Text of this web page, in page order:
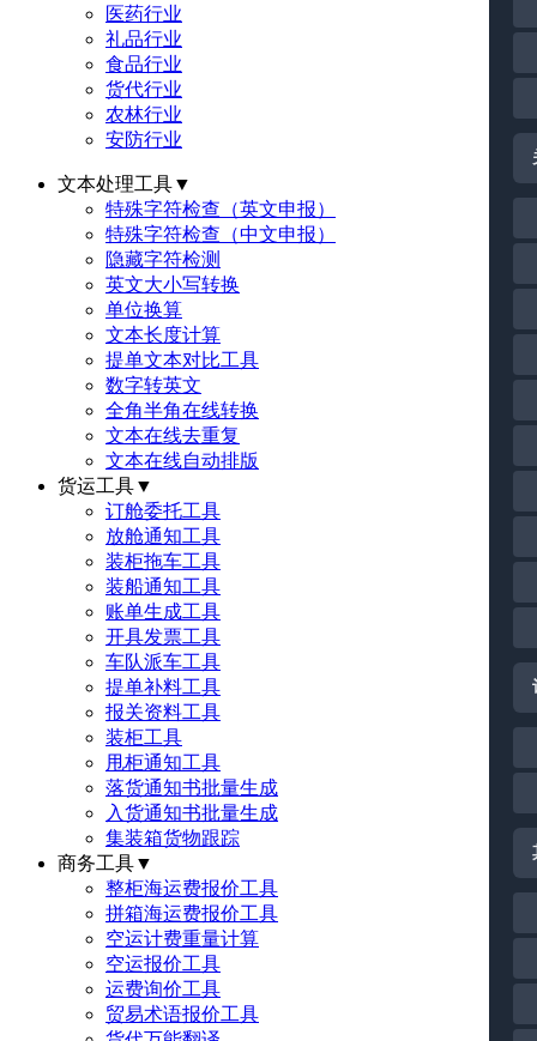
医药行业
礼品行业
食品行业
货代行业
农林行业
安防行业
文本处理工具▼
特殊字符检查（英文申报）
特殊字符检查（中文申报）
隐藏字符检测
英文大小写转换
单位换算
文本长度计算
提单文本对比工具
数字转英文
全角半角在线转换
文本在线去重复
文本在线自动排版
货运工具▼
订舱委托工具
放舱通知工具
装柜拖车工具
装船通知工具
账单生成工具
开具发票工具
车队派车工具
提单补料工具
报关资料工具
装柜工具
甩柜通知工具
落货通知书批量生成
入货通知书批量生成
集装箱货物跟踪
商务工具▼
整柜海运费报价工具
拼箱海运费报价工具
空运计费重量计算
空运报价工具
运费询价工具
贸易术语报价工具